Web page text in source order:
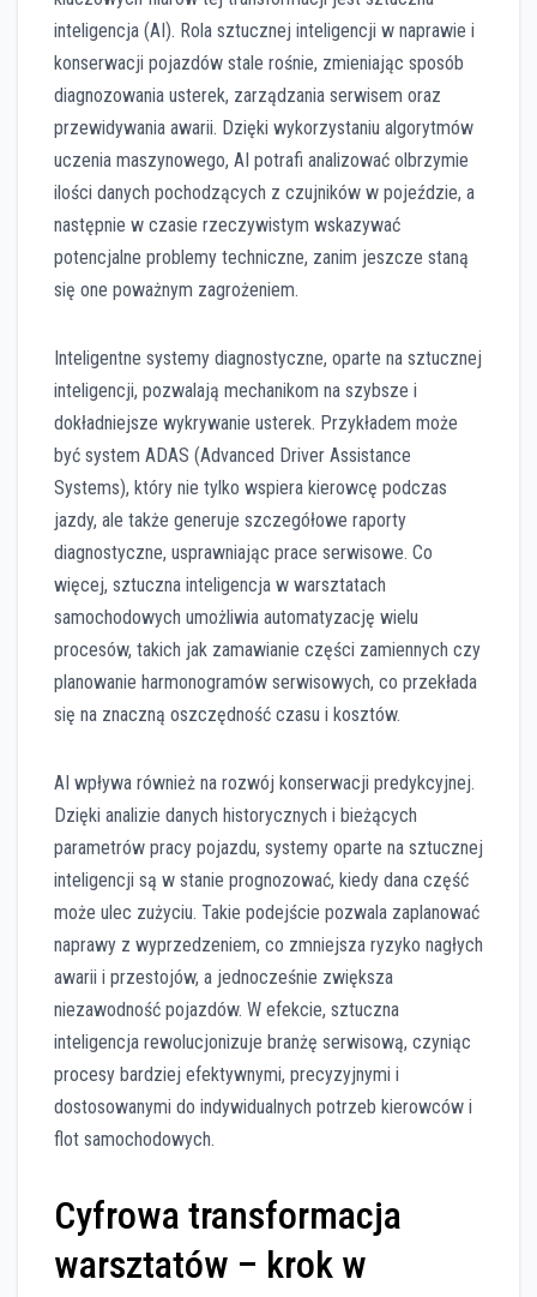
inteligencja (AI). Rola sztucznej inteligencji w naprawie i
konserwacji pojazdów stale rośnie, zmieniając sposób
diagnozowania usterek, zarządzania serwisem oraz
przewidywania awarii. Dzięki wykorzystaniu algorytmów
uczenia maszynowego, AI potrafi analizować olbrzymie
ilości danych pochodzących z czujników w pojeździe, a
następnie w czasie rzeczywistym wskazywać
potencjalne problemy techniczne, zanim jeszcze staną
się one poważnym zagrożeniem.
Inteligentne systemy diagnostyczne, oparte na sztucznej
inteligencji, pozwalają mechanikom na szybsze i
dokładniejsze wykrywanie usterek. Przykładem może
być system ADAS (Advanced Driver Assistance
Systems), który nie tylko wspiera kierowcę podczas
jazdy, ale także generuje szczegółowe raporty
diagnostyczne, usprawniając prace serwisowe. Co
więcej, sztuczna inteligencja w warsztatach
samochodowych umożliwia automatyzację wielu
procesów, takich jak zamawianie części zamiennych czy
planowanie harmonogramów serwisowych, co przekłada
się na znaczną oszczędność czasu i kosztów.
AI wpływa również na rozwój konserwacji predykcyjnej.
Dzięki analizie danych historycznych i bieżących
parametrów pracy pojazdu, systemy oparte na sztucznej
inteligencji są w stanie prognozować, kiedy dana część
może ulec zużyciu. Takie podejście pozwala zaplanować
naprawy z wyprzedzeniem, co zmniejsza ryzyko nagłych
awarii i przestojów, a jednocześnie zwiększa
niezawodność pojazdów. W efekcie, sztuczna
inteligencja rewolucjonizuje branżę serwisową, czyniąc
procesy bardziej efektywnymi, precyzyjnymi i
dostosowanymi do indywidualnych potrzeb kierowców i
flot samochodowych.
Cyfrowa transformacja
warsztatów – krok w